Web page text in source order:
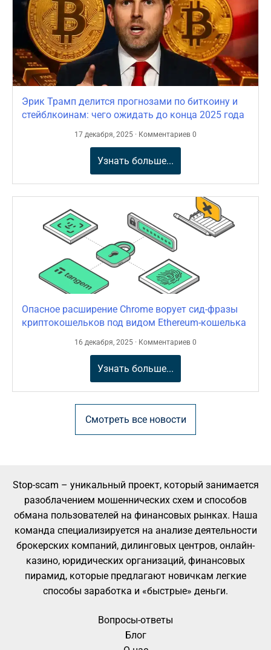
Эрик Трамп делится прогнозами по биткоину и
стейблкоинам: чего ожидать до конца 2025 года
17 декабря, 2025 · Комментариев 0
Узнать больше...
Опасное расширение Chrome ворует сид-фразы
криптокошельков под видом Ethereum-кошелька
16 декабря, 2025 · Комментариев 0
Узнать больше...
Смотреть все новости
Stop-scam – уникальный проект, который занимается
разоблачением мошеннических схем и способов
обмана пользователей на финансовых рынках. Наша
команда специализируется на анализе деятельности
брокерских компаний, дилинговых центров, онлайн-
казино, юридических организаций, финансовых
пирамид, которые предлагают новичкам легкие
способы заработка и «быстрые» деньги.
Вопросы-ответы
Блог